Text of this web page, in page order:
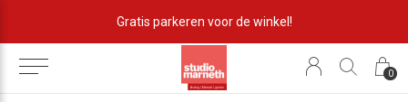
0
Gratis parkeren voor de winkel!